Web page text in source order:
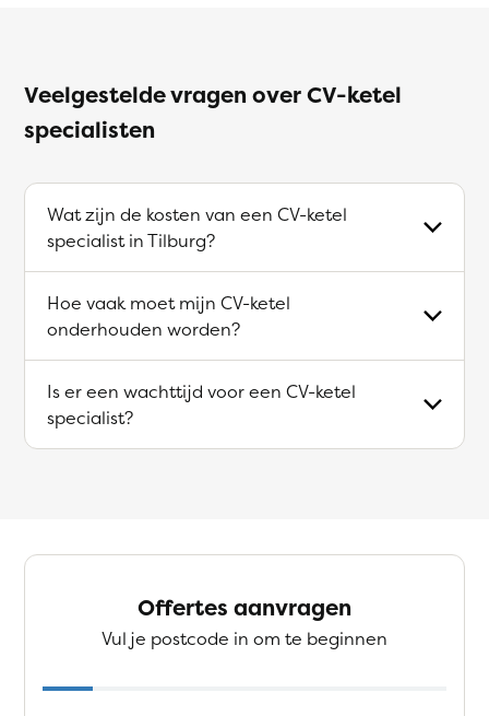
Veelgestelde vragen over CV-ketel
specialisten
Wat zijn de kosten van een CV-ketel
specialist in Tilburg?
Hoe vaak moet mijn CV-ketel
onderhouden worden?
Is er een wachttijd voor een CV-ketel
specialist?
Offertes aanvragen
Vul je postcode in om te beginnen